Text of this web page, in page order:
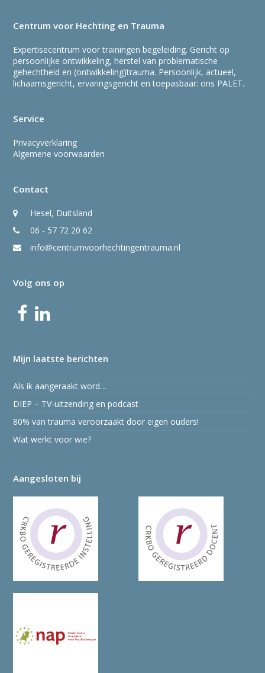
Centrum voor Hechting en Trauma
Expertisecentrum voor trainingen begeleiding. Gericht op
persoonlijke ontwikkeling, herstel van problematische
gehechtheid en (ontwikkeling)trauma. Persoonlijk, actueel,
lichaamsgericht, ervaringsgericht en toepasbaar: ons PALET.
Service
Privacyverklaring
Algemene voorwaarden
Contact
Hesel, Duitsland
06 - 57 72 20 62
info@centrumvoorhechtingentrauma.nl
Volg ons op
Facebook
LinkedIn
Mijn laatste berichten
Als ik aangeraakt word…
DIEP – TV-uitzending en podcast
80% van trauma veroorzaakt door eigen ouders!
Wat werkt voor wie?
Aangesloten bij